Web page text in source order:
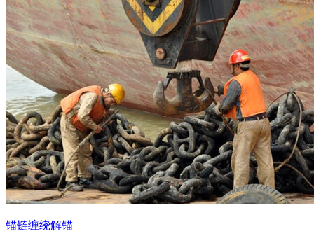
锚链缠绕解锚